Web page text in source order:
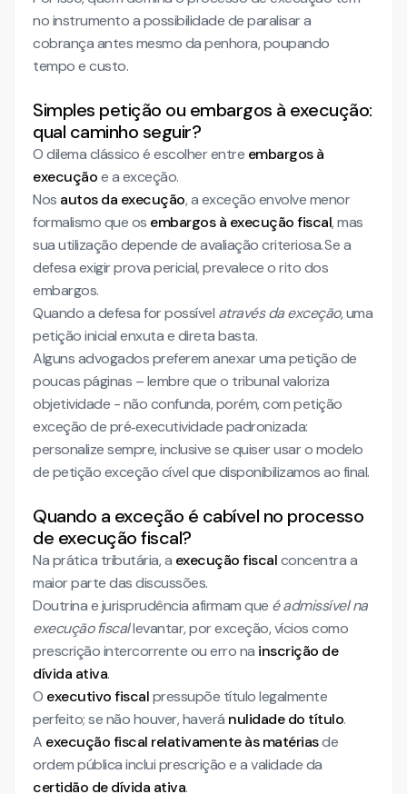
no instrumento a possibilidade de paralisar a
cobrança antes mesmo da penhora, poupando
tempo e custo.
Simples petição ou embargos à execução:
qual caminho seguir?
O dilema clássico é escolher entre embargos à
execuçãoe a exceção.
Nos autos da execução, a exceção envolve menor
formalismo que os embargos à execução fiscal, mas
sua utilização depende de avaliação criteriosa. Se a
defesa exigir prova pericial, prevalece o rito dos
embargos.
Quando a defesa for possível através da exceção, uma
petição inicial enxuta e direta basta.
Alguns advogados preferem anexar uma petição de
poucas páginas – lembre que o tribunal valoriza
objetividade - não confunda, porém, com petição
exceção de pré‑executividade padronizada:
personalize sempre, inclusive se quiser usar o modelo
de petição exceção cível que disponibilizamos ao final.
Quando a exceção é cabível no processo
de execução fiscal?
Na prática tributária, a execução fiscalconcentra a
maior parte das discussões.
Doutrina e jurisprudência afirmam que é admissível na
execução fiscallevantar, por exceção, vícios como
prescrição intercorrente ou erro na inscrição de
dívida ativa.
O executivo fiscalpressupõe título legalmente
perfeito; se não houver, haverá nulidade do título.
A execução fiscal relativamente às matériasde
ordem pública inclui prescrição e a validade da
certidão de dívida ativa.